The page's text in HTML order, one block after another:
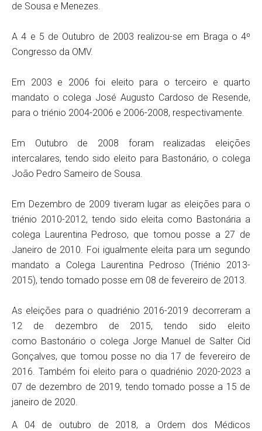
de Sousa e Menezes.
A 4 e 5 de Outubro de 2003 realizou-se em Braga o 4º
Congresso da OMV.
Em 2003 e 2006 foi eleito para o terceiro e quarto
mandato o colega José Augusto Cardoso de Resende,
para o triénio 2004-2006 e 2006-2008, respectivamente.
Em Outubro de 2008 foram realizadas eleições
intercalares, tendo sido eleito para Bastonário, o colega
João Pedro Sameiro de Sousa.
Em Dezembro de 2009 tiveram lugar as eleições para o
triénio 2010-2012, tendo sido eleita como Bastonária a
colega Laurentina Pedroso, que tomou posse a 27 de
Janeiro de 2010. Foi igualmente eleita para um segundo
mandato a Colega Laurentina Pedroso (Triénio 2013-
2015), tendo tomado posse em 08 de fevereiro de 2013.
As eleições para o quadriénio 2016-2019 decorreram a
12 de dezembro de 2015, tendo sido eleito
como Bastonário o colega Jorge Manuel de Salter Cid
Gonçalves, que tomou posse no dia 17 de fevereiro de
2016. Também foi eleito para o quadriénio 2020-2023 a
07 de dezembro de 2019, tendo tomado posse a 15 de
janeiro de 2020.
A 04 de outubro de 2018, a Ordem dos Médicos